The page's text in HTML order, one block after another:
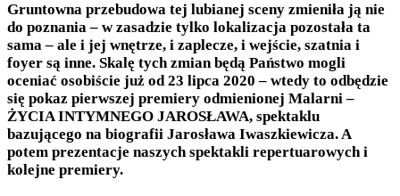
Gruntowna przebudowa tej lubianej sceny zmieniła ją nie
do poznania – w zasadzie tylko lokalizacja pozostała ta
sama – ale i jej wnętrze, i zaplecze, i wejście, szatnia i
foyer są inne. Skalę tych zmian będą Państwo mogli
oceniać osobiście już od 23 lipca 2020 – wtedy to odbędzie
się pokaz pierwszej premiery odmienionej Malarni –
ŻYCIA INTYMNEGO JAROSŁAWA, spektaklu
bazującego na biografii Jarosława Iwaszkiewicza. A
potem prezentacje naszych spektakli repertuarowych i
kolejne premiery.